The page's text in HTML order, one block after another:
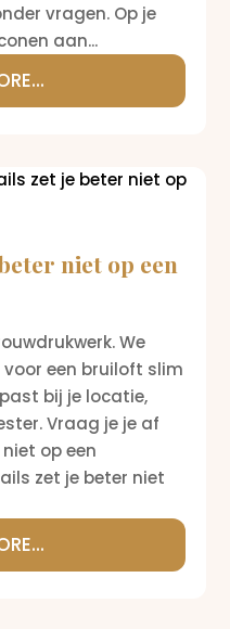
vragen. Op je
aan...
niet op een
We
een bruiloft slim
bij je locatie,
Vraag je je af
op een
zet je beter niet